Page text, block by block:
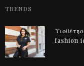
TRENDS
fashion